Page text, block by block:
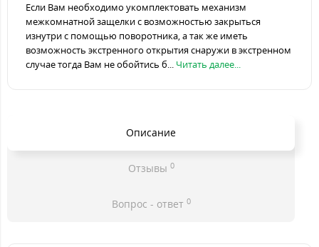
Если Вам необходимо укомплектовать механизм
межкомнатной защелки с возможностью закрыться
изнутри с помощью поворотника, а так же иметь
возможность экстренного открытия снаружи в экстренном
случае тогда Вам не обойтись б... Читать далее...
Описание
Отзывы 0
Вопрос - ответ 0